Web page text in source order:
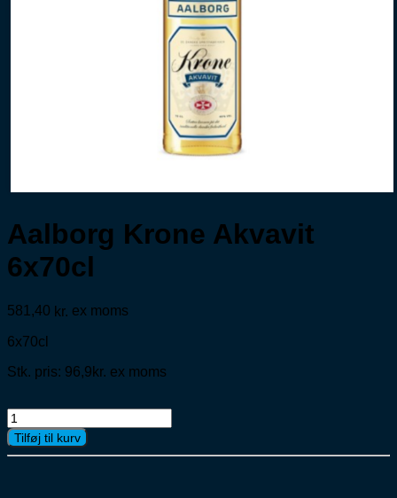
Aalborg Krone Akvavit
6x70cl
581,40 kr. ex moms
6x70cl
Stk. pris: 96,9kr. ex moms
Aalborg
Krone
Akvavit
Tilføj til kurv